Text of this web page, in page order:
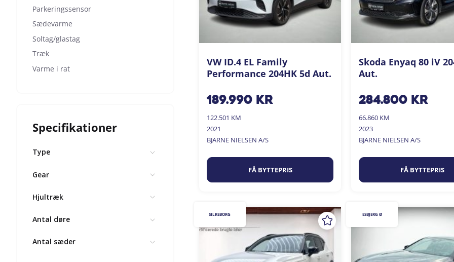
Parkeringssensor
Sædevarme
Soltag/glastag
Træk
Varme i rat
Specifikationer
Type
Gear
Hjultræk
Antal døre
Antal sæder
VW ID.4 EL Family
Performance 204HK 5d Aut.
189.990kr
122.501 KM
2021
BJARNE NIELSEN A/S
FÅ BYTTEPRIS
Skoda Enyaq 80 iV
Aut.
284.800 kr
66.860 KM
2023
BJARNE NIELSEN A/S
FÅ BYTTEPRIS
SILKEBORG ESBJERG Ø